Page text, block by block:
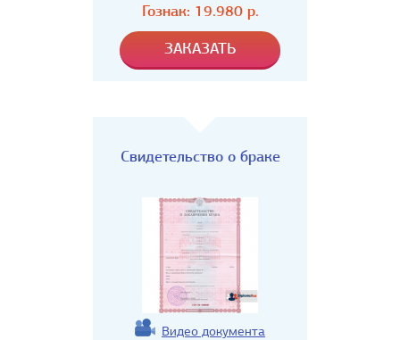
Гознак: 19.980р.
Свидетельство о браке
Видео документа